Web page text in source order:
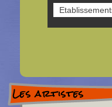
Les artistes